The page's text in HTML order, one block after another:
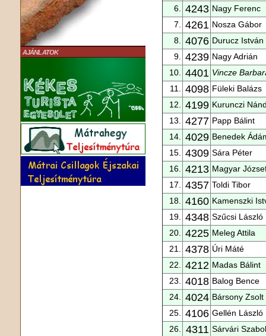
AJÁNLATOK
6.
4243 Nagy Ferenc
7.
4261 Nosza Gábor
8.
4076 Durucz István
9.
4239 Nagy Adrián
10.
4401 Vincze
11.
4098 Füleki Balázs
12.
4199 Kurunczi
13.
4277 Papp Bálint
14.
4029 Benedek
15.
4309 Sára Péter
16.
4213 Magyar
17.
4357 Toldi Tibor
18.
4160 Kamenszki
19.
4348 Szűcsi László
20.
4225 Meleg Attila
21.
4378 Úri Máté
22.
4212 Madas Bálint
23.
4018 Balog Bence
24.
4024 Bársony Zsolt
25.
4106 Gellén László
26.
4311 Sárvári